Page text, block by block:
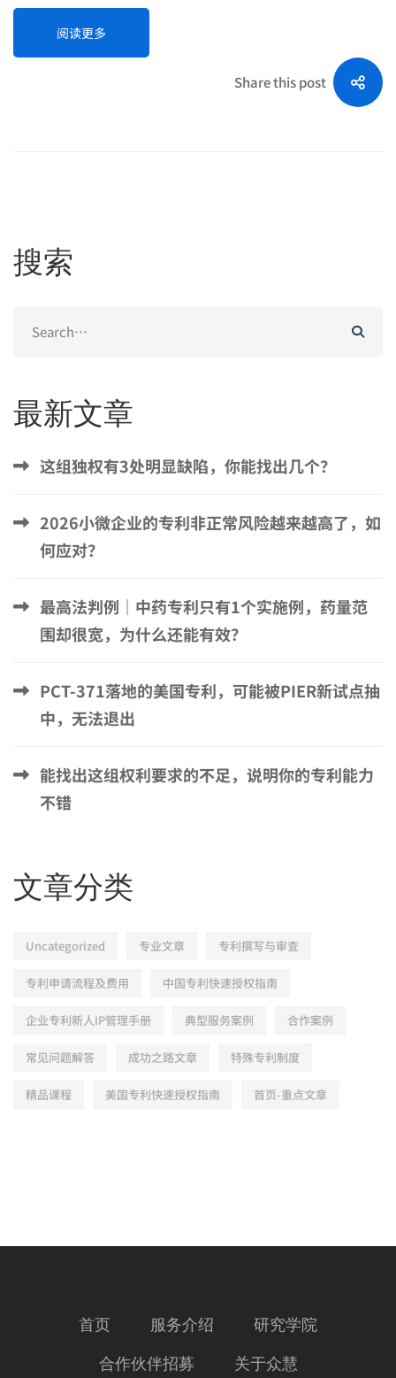
阅读更多
Share this post
搜索
for:
最新文章
这组独权有3处明显缺陷，你能找出几个？
2026小微企业的专利非正常风险越来越高了，如
何应对？
最高法判例｜中药专利只有1个实施例，药量范
围却很宽，为什么还能有效？
PCT-371落地的美国专利，可能被PIER新试点抽
中，无法退出
能找出这组权利要求的不足，说明你的专利能力
不错
文章分类
Uncategorized 专业文章 专利撰写与审查
专利申请流程及费用 中国专利快速授权指南
企业专利新人IP管理手册 典型服务案例 合作案例
常见问题解答 成功之路文章 特殊专利制度
精品课程 美国专利快速授权指南 首页-重点文章
首页 服务介绍 研究学院
合作伙伴招募 关于众慧